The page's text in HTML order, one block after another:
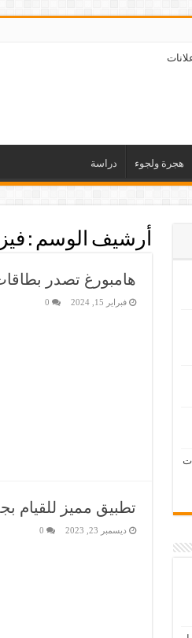
هجرة ولجوء دراسة
أرشيف الوسم :
هامبورغ تصدر
فبراير 15, 2024 0
تطبيق مميز للقيام
ديسمبر 23, 2023 0